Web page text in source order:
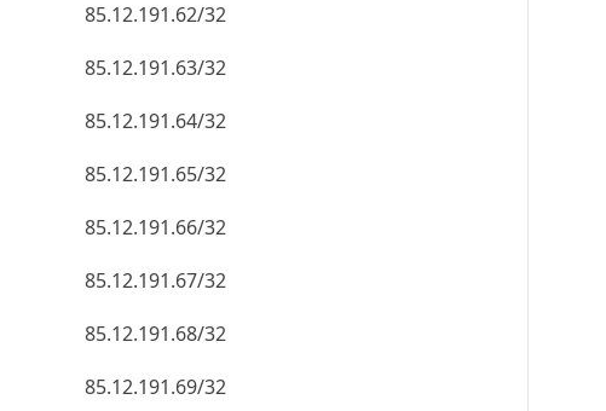
85.12.191.62/32
85.12.191.63/32
85.12.191.64/32
85.12.191.65/32
85.12.191.66/32
85.12.191.67/32
85.12.191.68/32
85.12.191.69/32